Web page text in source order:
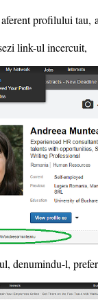
profilului tau,
link-ul incercuit,
denumindu-l,